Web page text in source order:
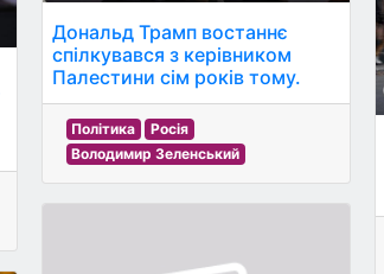
Дональд Трамп востаннє
спілкувався з керівником
Палестини сім років тому.
Політика
Росія
Володимир Зеленський